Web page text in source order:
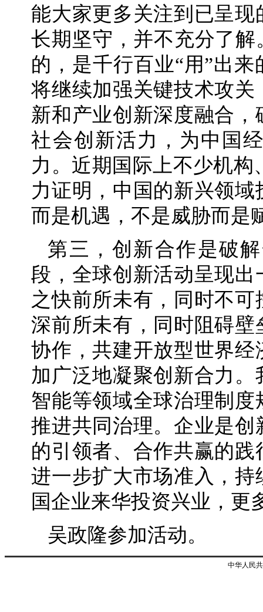
能大家更多关注到已呈
长期坚守，并不充分了
的，是千行百业“用”出
将继续加强关键技术攻
新和产业创新深度融合
社会创新活力，为中国
力。近期国际上不少机构
力证明，中国的新兴领
而是机遇，不是威胁而是
第三，创新合作是破
段，全球创新活动呈现
之快前所未有，同时不
深前所未有，同时阻碍
协作，共建开放型世界
加广泛地凝聚创新合力
智能等领域全球治理制
推进共同治理。企业是
的引领者、合作共赢的
进一步扩大市场准入，
国企业来华投资兴业，更
吴政隆参加活动。
中华人民